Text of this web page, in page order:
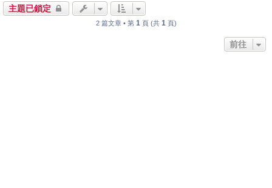
主題已鎖定
2 篇文章 • 第 1 頁 (共 1 頁)
前往